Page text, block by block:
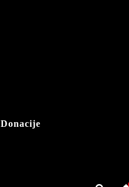
Donacije